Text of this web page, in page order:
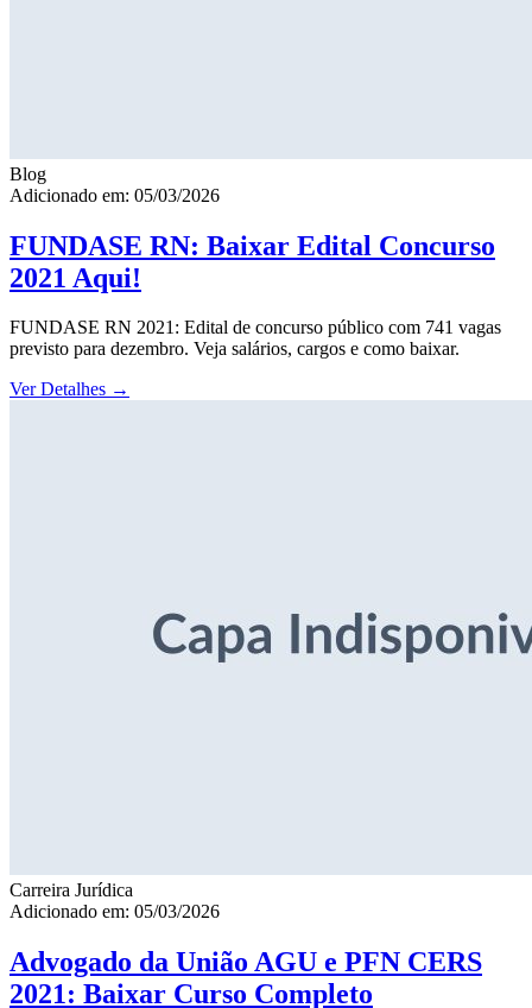
Blog
Adicionado em: 05/03/2026
FUNDASE RN: Baixar Edital Concurso
2021 Aqui!
FUNDASE RN 2021: Edital de concurso público com 741 vagas
previsto para dezembro. Veja salários, cargos e como baixar.
Ver Detalhes →
Carreira Jurídica
Adicionado em: 05/03/2026
Advogado da União AGU e PFN CERS
2021: Baixar Curso Completo